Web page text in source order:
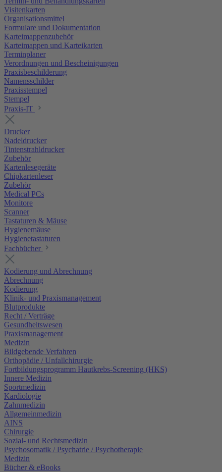
Visitenkarten
Organisationsmittel
Formulare und Dokumentation
Karteimappenzubehör
Karteimappen und Karteikarten
Terminplaner
Verordnungen und Bescheinigungen
Praxisbeschilderung
Namensschilder
Praxisstempel
Stempel
Praxis-IT
Drucker
Nadeldrucker
Tintenstrahldrucker
Zubehör
Kartenlesegeräte
Chipkartenleser
Zubehör
Medical PCs
Monitore
Scanner
Tastaturen & Mäuse
Hygienemäuse
Hygienetastaturen
Fachbücher
Kodierung und Abrechnung
Abrechnung
Kodierung
Klinik- und Praxismanagement
Blutprodukte
Recht / Verträge
Gesundheitswesen
Praxismanagement
Medizin
Bildgebende Verfahren
Orthopädie / Unfallchirurgie
Fortbildungsprogramm Hautkrebs-Screening (HKS)
Innere Medizin
Sportmedizin
Kardiologie
Zahnmedizin
Allgemeinmedizin
AINS
Chirurgie
Sozial- und Rechtsmedizin
Psychosomatik / Psychatrie / Psychotherapie
Medizin
Bücher & eBooks